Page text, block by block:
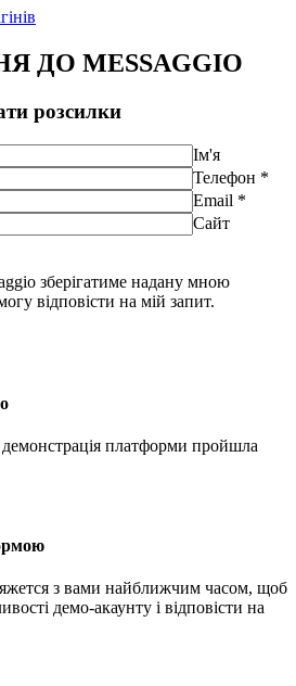
ДО MESSAGGIO
розсилки
Ім'я
Телефон *
Email *
Сайт
зберігатиме надану мною
відповісти на мій запит.
платформи пройшла
з вами найближчим часом, щоб
демо-акаунту і відповісти на